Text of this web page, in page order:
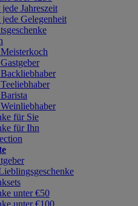
Jahreszeit
Gelegenheit
für Sie
für Ihn
unter €50
unter €100